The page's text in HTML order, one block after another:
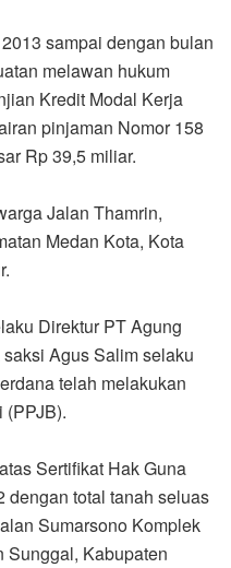
sampai dengan bulan
melawan hukum
Kredit Modal Kerja
pinjaman Nomor 158
Rp 39,5 miliar.
Jalan Thamrin,
Medan Kota, Kota
Direktur PT Agung
Agus Salim selaku
telah melakukan
Sertifikat Hak Guna
dengan total tanah seluas
Sumarsono Komplek
Sunggal, Kabupaten